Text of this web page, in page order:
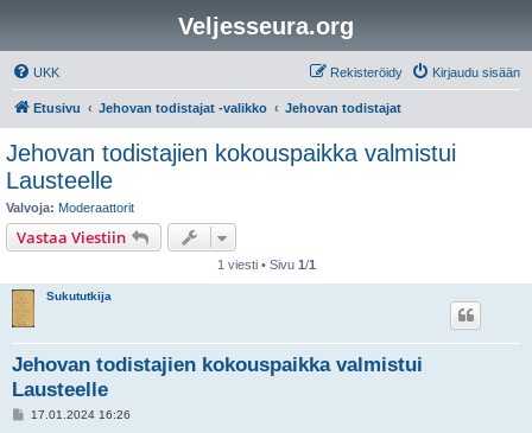
Veljesseura.org
UKK Kirjaudu sisään
Rekisteröidy
Etusivu Jehovan todistajat -valikko Jehovan todistajat
Jehovan todistajien kokouspaikka valmistui
Lausteelle
Valvoja: Moderaattorit
Vastaa Viestiin
1 viesti • Sivu 1/1
Sukututkija
Jehovan todistajien kokouspaikka valmistui
Lausteelle
V17.01.2024 16:26